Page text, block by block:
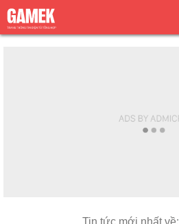
Tin tức mới nhất về: